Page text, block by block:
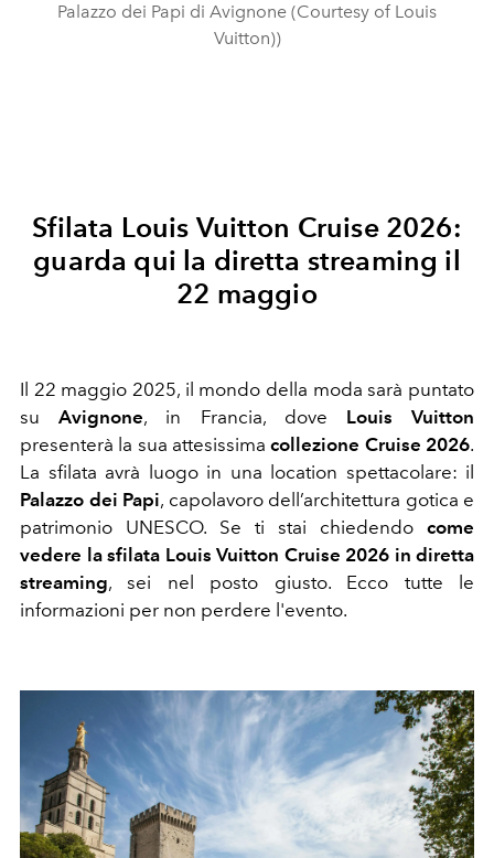
Palazzo dei Papi di Avignone (Courtesy of Louis
Vuitton))
Sfilata Louis Vuitton Cruise 2026:
guarda qui la diretta streaming il
22 maggio
Il 22 maggio 2025, il mondo della moda sarà puntato
suAvignone, in Francia, dove Louis Vuitton
presenterà la sua attesissimacollezione Cruise 2026.
La sfilata avrà luogo in una location spettacolare: il
Palazzo dei Papi, capolavoro dell’architettura gotica e
patrimonio UNESCO. Se ti stai chiedendo come
vedere la sfilata Louis Vuitton Cruise 2026 in diretta
streaming, sei nel posto giusto. Ecco tutte le
informazioni per non perdere l'evento.